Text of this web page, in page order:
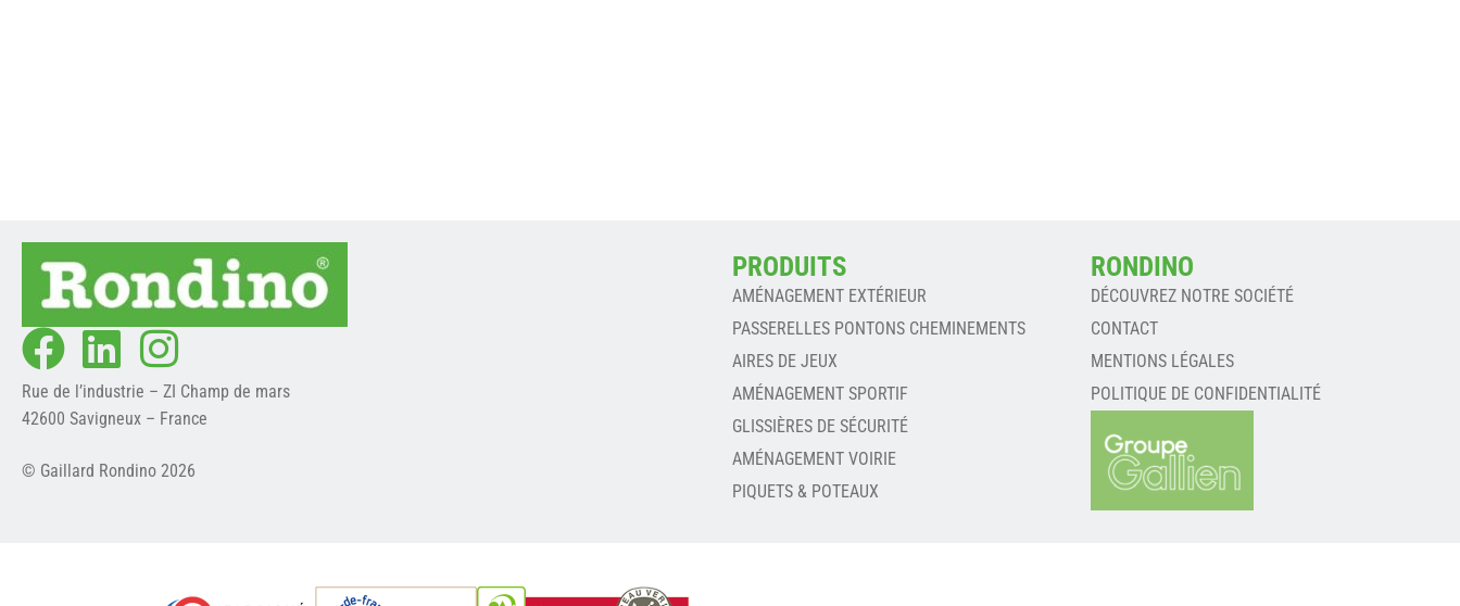
Rue de l’industrie – ZI Champ de mars
42600 Savigneux – France
© Gaillard Rondino 2026
PRODUITS
AMÉNAGEMENT EXTÉRIEUR
PASSERELLES PONTONS CHEMINEMENTS
AIRES DE JEUX
AMÉNAGEMENT SPORTIF
GLISSIÈRES DE SÉCURITÉ
AMÉNAGEMENT VOIRIE
PIQUETS & POTEAUX
RONDINO
DÉCOUVREZ NOTRE SOCIÉTÉ
CONTACT
MENTIONS LÉGALES
POLITIQUE DE CONFIDENTIALITÉ